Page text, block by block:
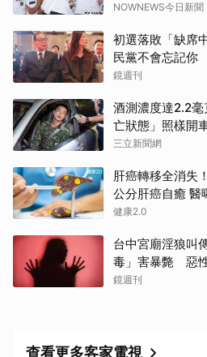
NOWNEWS今日新聞
初選落敗「缺席
民黨不會忘記你
鏡週刊
酒測濃度達2.2
亡狀態」照樣開
三立新聞網
肝癌轉移全消失
公分肝癌自癒 醫
健康2.0
台中宮廟淫狼叫
毒」害暴斃 惡
鏡週刊
查看更多客家電視